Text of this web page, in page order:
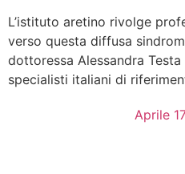
L’istituto aretino rivolge
verso questa diffusa
dottoressa Alessandra
specialisti italiani di
Aprile